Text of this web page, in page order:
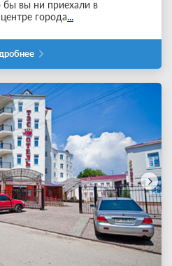
вы ни приехали в
города...